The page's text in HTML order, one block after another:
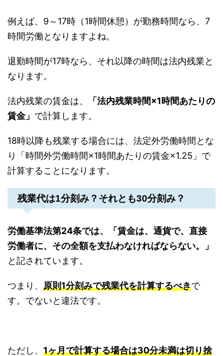
例えば、9～17時（1時間休憩）が勤務時間なら、7
時間労働となりますよね。
退勤時間が17時なら、それ以降の時間は法内残業と
なります。
法内残業の賃金は、
「法内残業時間×1時間あたりの
賃金」 で計算します。
18時以降も残業する場合には、法定外労働時間とな
り「時間外労働時間×1時間あたりの賃金×1.25」で
計算することになります。
残業代は1分刻み？それとも30分刻み？
労働基準法第24条では、「賃金は、通貨で、直接
労働者に、その全額を支払わなければならない。」
と記されています。
つまり、 原則1分刻みで残業代を計算するべきで
す。でないと違法です。
ただし、 1ヶ月で計算する場合は30分未満は切り捨